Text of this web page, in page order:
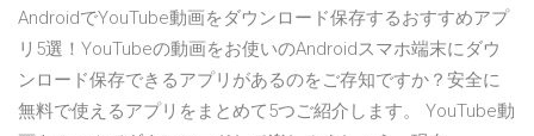
AndroidでYouTube動画をダウンロード保存するおすすめアプ
リ5選！YouTubeの動画をお使いのAndroidスマホ端末にダウ
ンロード保存できるアプリがあるのをご存知ですか？安全に
無料で使えるアプリをまとめて5つご紹介します。 YouTube動